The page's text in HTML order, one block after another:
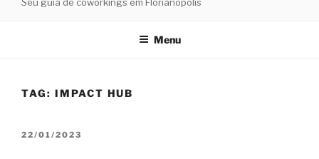
Menu
TAG: IMPACT HUB
PUBLICADO
22/01/2023